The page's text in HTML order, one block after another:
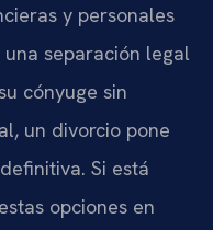
y personales
separación legal
cónyuge sin
un divorcio pone
Si está
opciones en